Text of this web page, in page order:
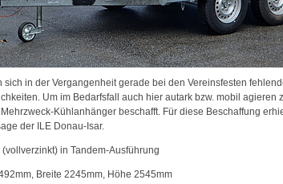
sich in der Vergangenheit gerade bei den Vereinsfesten
Um im Bedarfsfall auch hier autark bzw. mobil agieren
Kühlanhänger beschafft. Für diese Beschaffung
der ILE Donau-Isar.
in Tandem-Ausführung
Breite 2245mm, Höhe 2545mm